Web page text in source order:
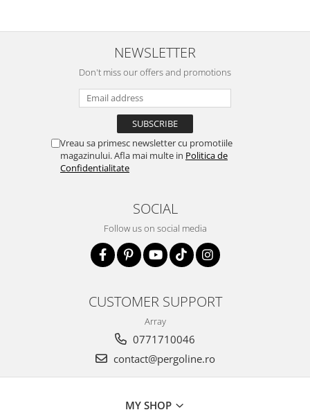
NEWSLETTER
Don't miss our offers and promotions
Vreau sa primesc newsletter cu promotiile
magazinului. Afla mai multe in Politica de
Confidentialitate
SOCIAL
Follow us on social media
CUSTOMER SUPPORT
Array
0771710046
contact@pergoline.ro
MY SHOP